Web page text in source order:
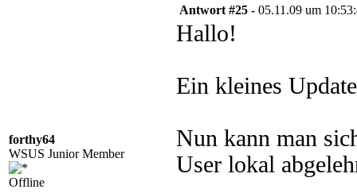
forthy64
WSUS Junior Member
Offline
Antwort #25 - 05.11.09 um
Hallo!
Ein kleines
Nun kann man
User lokal